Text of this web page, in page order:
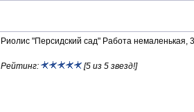
Риолис "Персидский сад" Работа немаленькая,
Рейтинг: [5 из 5 звезд!]